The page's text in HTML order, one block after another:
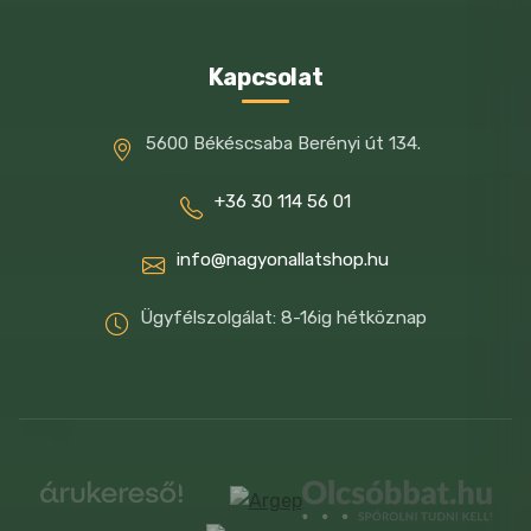
Sensible 33 tápot fogyasztó macska egy
teljes értékű és kiegyensúlyozott tápot
Dehidratált baromfifehérje, rizs, állati
kivonat*, dehidratált sertésfehérje*,
szójaolaj, frukto-oligoszacharidok.
*L.I.P.: kitűnően emészthető, válogatott
Kapcsolat
5600 Békéscsaba Berényi út 134.
+36 30 114 56 01
info@nagyonallatshop.hu
Ügyfélszolgálat: 8-16ig hétköznap